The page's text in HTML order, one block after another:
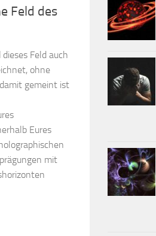
Feld des
Feld auch
ohne
gemeint ist
Eures
mit